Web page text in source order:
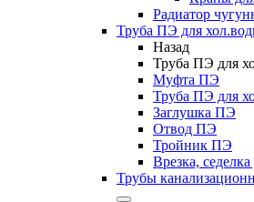
Радиатор
Труба ПЭ для
Назад
Труба ПЭ для
Муфта ПЭ
Труба ПЭ для
Заглушка ПЭ
Отвод ПЭ
Тройник ПЭ
Врезка,
Трубы